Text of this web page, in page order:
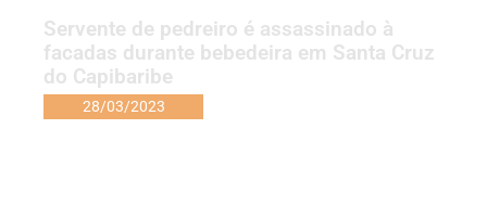
Servente de pedreiro é assassinado à
facadas durante bebedeira em Santa Cruz
do Capibaribe
28/03/2023